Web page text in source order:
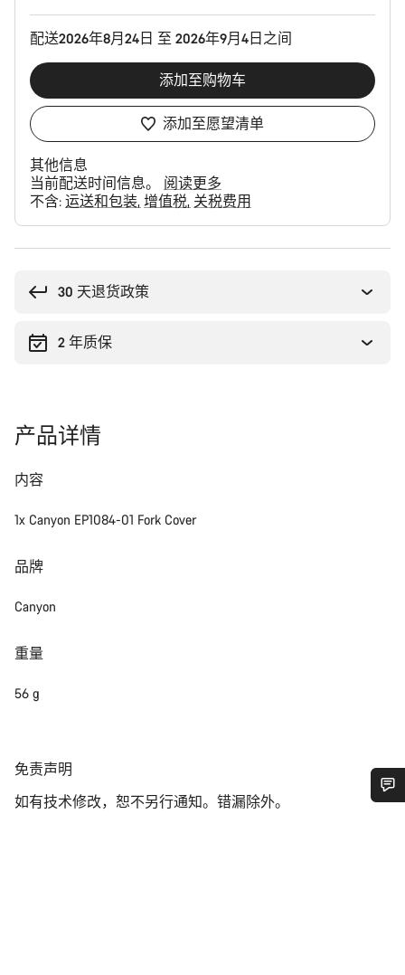
配送2026年8月24日 至 2026年9月4日之间
添加至购物车
添加至愿望清单
其他信息
当前配送时间信息。 阅读更多
不含: 运送和包装 增值税 关税费用
30 天退货政策
2 年质保
产品详情
内容
1x Canyon EP1084-01 Fork Cover
品牌
Canyon
重量
56 g
免
声
免责声明
如有技术修改，恕不另行通知。错漏除外。